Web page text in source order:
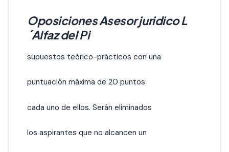
Oposiciones Asesor juridico L
´Alfaz del Pi
supuestos teórico-prácticos con una
puntuación máxima de 20 puntos
cada uno de ellos. Serán eliminados
los aspirantes que no alcancen un